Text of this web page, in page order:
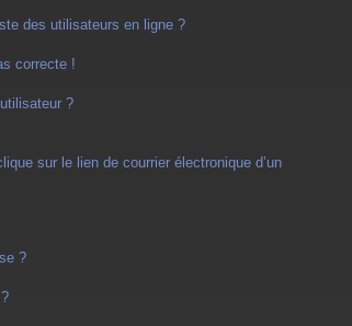
des utilisateurs en ligne ?
correcte !
?
sur le lien de courrier électronique d’un
?